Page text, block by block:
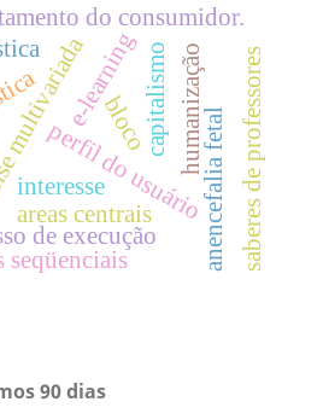
do consumidor.
e-learning
perfil do usuário
de execução anencefalia fetal
seqüenciais saberes de professores
areas centrais
capitalismo
interesse
bloco humanização
90 dias